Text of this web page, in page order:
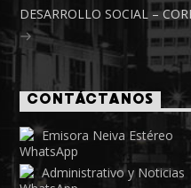
DESARROLLO SOCIAL –
CONTÁCTANOS
Emisora Neiva Estéreo
Administrativo y Noticias